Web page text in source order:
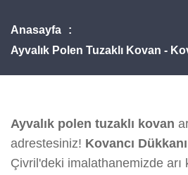
Anasayfa
Ayvalık Polen Tuzaklı Kovan -
Ayvalık polen tuzaklı kovan
adrestesiniz! Kovancı Dükkanı
Çivril'deki imalathanemizde arı